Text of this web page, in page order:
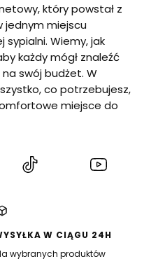
który powstał z
jednym miejscu
sypialni. Wiemy, jak
każdy mógł znaleźć
swój budżet. W
co potrzebujesz,
miejsce do
(Otwiera
(Otwiera
W CIĄGU 24H
wybranych produktów